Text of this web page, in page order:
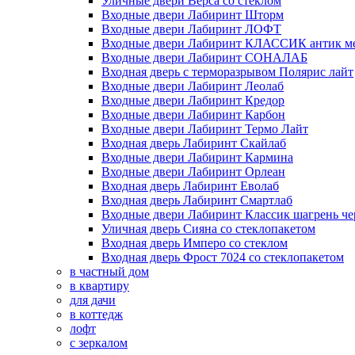
Входные двери Лабиринт Шторм
Входные двери Лабиринт ЛОФТ
Входные двери Лабиринт КЛАССИК антик
Входные двери Лабиринт СОНАЛАБ
Входная дверь с терморазрывом Полярис лайт
Входные двери Лабиринт Леолаб
Входные двери Лабиринт Кредор
Входные двери Лабиринт Карбон
Входные двери Лабиринт Термо Лайт
Входная дверь Лабиринт Скайлаб
Входные двери Лабиринт Кармина
Входные двери Лабиринт Орлеан
Входная дверь Лабиринт Еволаб
Входная дверь Лабиринт Смартлаб
Входные двери Лабиринт Классик шагрень
Уличная дверь Сияна со стеклопакетом
Входная дверь Имперо со стеклом
Входная дверь Фрост 7024 со стеклопакетом
в частный дом
в квартиру
для дачи
в коттедж
лофт
с зеркалом